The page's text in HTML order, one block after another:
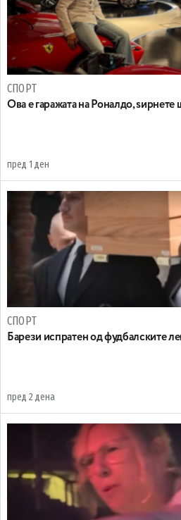
СПОРТ
Ова е гаражата на Роналдо,
пред 1 ден
СПОРТ
Барези испратен од фудбалските
пред 2 дена